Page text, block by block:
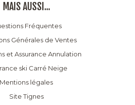
MAIS AUSSI...
Fréquentes
Générales de Ventes
et Assurance Annulation
ski Carré Neige
Mentions légales
Site Tignes